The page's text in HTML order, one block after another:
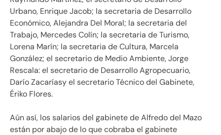
Urbano, Enrique Jacob; la secretaria de Desarrollo
Económico, Alejandra Del Moral; la secretaria del
Trabajo, Mercedes Colín; la secretaria de Turismo,
Lorena Marín; la secretaria de Cultura, Marcela
González; el secretario de Medio Ambiente, Jorge
Rescala: el secretario de Desarrollo Agropecuario,
Darío Zacaríasy el secretario Técnico del Gabinete,
Ériko Flores.
Aún así, los salarios del gabinete de Alfredo del Mazo
están por abajo de lo que cobraba el gabinete